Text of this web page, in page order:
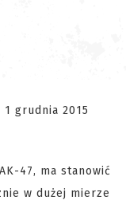
grudnia 2015
47, ma stanowić
w dużej mierze